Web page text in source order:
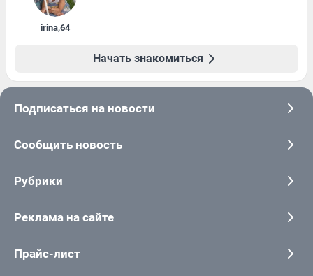
irina,64
Начать знакомиться
Подписаться на новости
Сообщить новость
Рубрики
Реклама на сайте
Прайс-лист